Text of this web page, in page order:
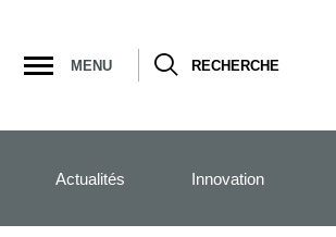
la
navigation
MENU RECHERCHE
Actualités Innovation